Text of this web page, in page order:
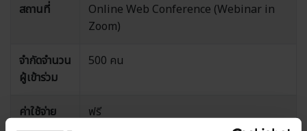
สถานที่
Online Web Conference (Webinar in
Zoom)
จำกัดจำนวน
ผู้เข้าร่วม
500 คน
ค่าใช้จ่าย ฟรี